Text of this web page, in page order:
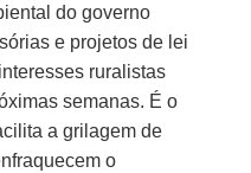
do governo
e projetos de lei
ruralistas
semanas. É o
a grilagem de
o